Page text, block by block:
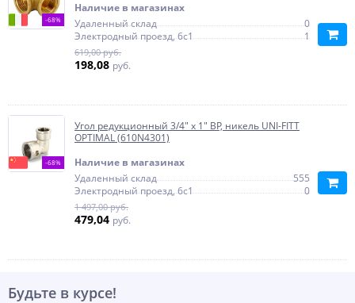
-68%
Наличие в магазинах
Удаленный склад
0
Электродный проезд, 6с1
1
619,00 руб.
198,08 руб.
-68%
Угол редукционный 3/4" x 1" ВР, никель UNI-FITT
OPTIMAL (610N4301)
Наличие в магазинах
Удаленный склад
555
Электродный проезд, 6с1
0
1 497,00 руб.
479,04 руб.
Будьте в курсе!